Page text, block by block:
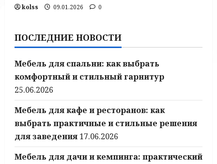
kolss 09.01.2026 0
ПОСЛЕДНИЕ НОВОСТИ
Мебель для спальни: как выбрать
комфортный и стильный гарнитур
25.06.2026
Мебель для кафе и ресторанов: как
выбрать практичные и стильные решения
для заведения 17.06.2026
Мебель для дачи и кемпинга: практический